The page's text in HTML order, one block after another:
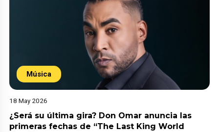
Música
18 May 2026
¿Será su última gira? Don Omar anuncia las
primeras fechas de “The Last King World